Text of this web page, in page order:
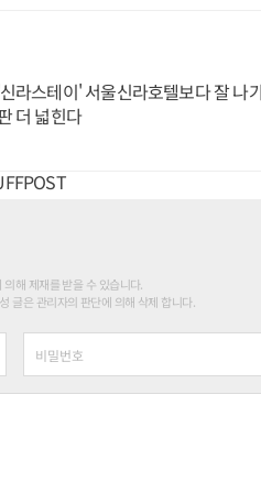
라스테이' 서울신라호텔보다 잘 나
더 넓힌다
해 제재를 받을 수 있습니다.
글은 관리자의 판단에 의해 삭제 합니다.